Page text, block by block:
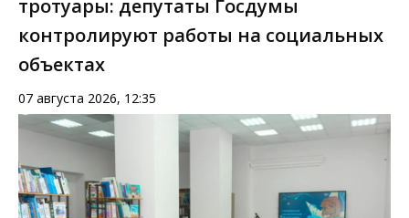
тротуары: депутаты Госдумы
контролируют работы на социальных
объектах
07 августа 2026, 12:35